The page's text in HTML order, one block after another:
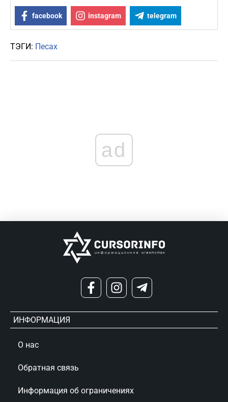
facebook instagram telegram
ТЭГИ: Песах
ad
ИНФОРМАЦИЯ
О нас
Обратная связь
Информация об ограничениях